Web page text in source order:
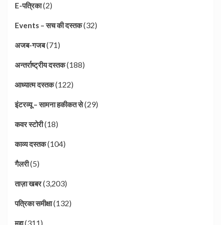
E-पत्रिका(2)
Events – सच की दस्तक(32)
अजब-गजब(71)
अन्तर्राष्ट्रीय दस्तक(188)
आध्यात्म दस्तक(122)
इंटरव्यू – सामना हकीकत से(29)
कवर स्टोरी(18)
काव्य दस्तक(104)
गैलरी(5)
ताज़ा खबर(3,203)
पत्रिका समीक्षा(132)
मुद्दा(311)